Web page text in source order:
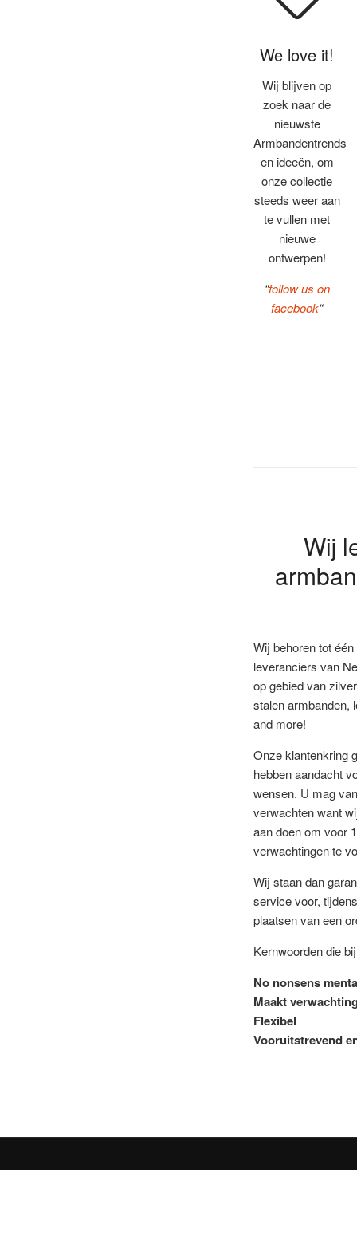
We love it!
Wij blijven op
zoek naar de
nieuwste
Armbandentrends
en ideeën, om
onze collectie
steeds weer aan
te vullen met
nieuwe
ontwerpen!
“follow us on
facebook“
Wij
Wij behoren tot
leveranciers van
op gebied van
stalen armbanden,
and more!
Onze klantenkring
hebben aandacht
wensen. U mag
verwachten want
aan doen om voor
verwachtingen te
Wij staan dan
service voor,
plaatsen van een
Kernwoorden die
No nonsens
Maakt
Flexibel
Vooruitstrevend